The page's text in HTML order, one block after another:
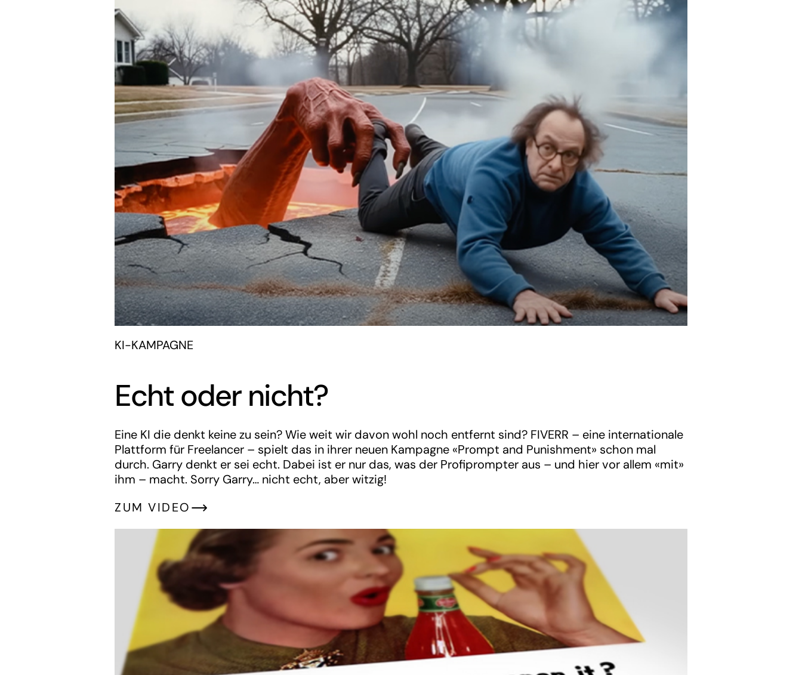
KI-KAMPAGNE
Echt oder nicht?
Eine KI die denkt keine zu sein? Wie weit wir davon wohl noch entfernt sind? FIVERR – eine internationale
Plattform für Freelancer – spielt das in ihrer neuen Kampagne «Prompt and Punishment» schon mal
durch. Garry denkt er sei echt. Dabei ist er nur das, was der Profiprompter aus – und hier vor allem «mit»
ihm – macht. Sorry Garry… nicht echt, aber witzig!
ZUM VIDEO